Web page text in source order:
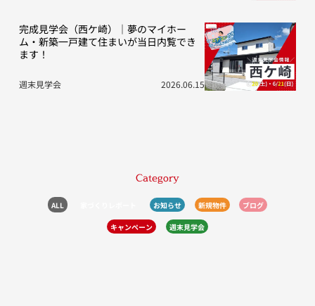
完成見学会（西ケ崎）｜夢のマイホー
ム・新築一戸建て住まいが当日内覧でき
ます！
週末見学会 2026.06.15
Category
ALL お知らせ 新規物件 ブログ
キャンペーン 週末見学会